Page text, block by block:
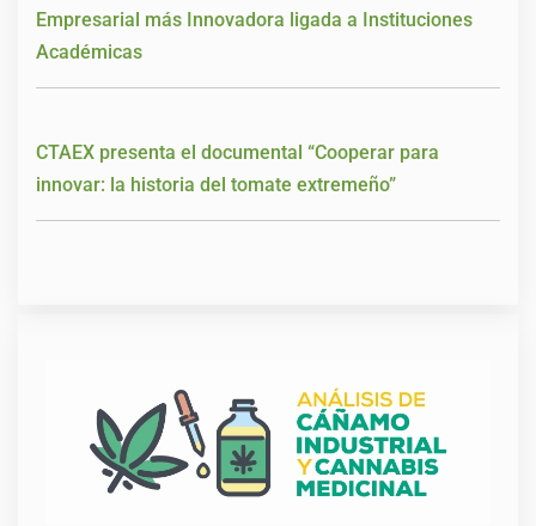
Empresarial más Innovadora ligada a Instituciones
Académicas
CTAEX presenta el documental “Cooperar para
innovar: la historia del tomate extremeño”